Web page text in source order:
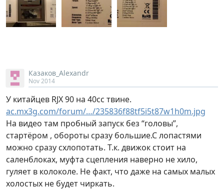
Казаков_Alexandr
Nov 2014
У китайцев RJX 90 на 40сс твине.
ac.mx3g.com/forum/…/235836f88tf5i5t87w1h0m.jpg
На видео там пробный запуск без “головы”,
стартёром , обороты сразу большие.С лопастями
можно сразу схлопотать. Т.к. движок стоит на
саленблоках, муфта сцепления наверно не хило,
гуляет в колоколе. Не факт, что даже на самых малых
холостых не будет чиркать.